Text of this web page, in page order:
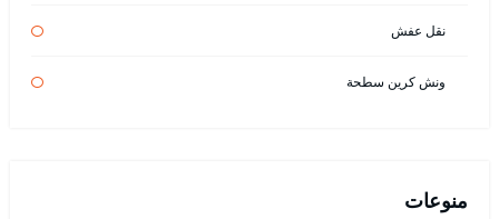
نقل عفش
ونش كرين سطحة
منوعات